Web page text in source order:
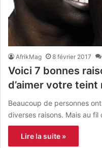
AfrikMag 8 février 2017
Voici 7 bonnes
d’aimer votre teint
Beaucoup de personnes
diverses raisons. Mais au
Lire la suite »